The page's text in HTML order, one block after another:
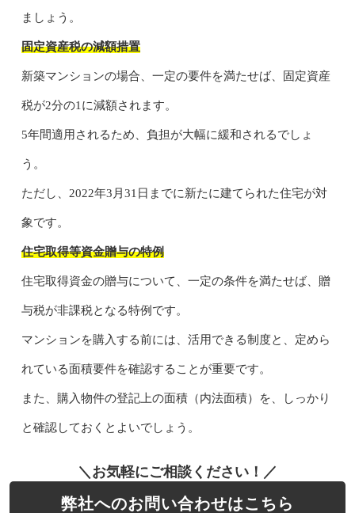
ましょう。
固定資産税の減額措置
新築マンションの場合、一定の要件を満たせば、固定資産
税が2分の1に減額されます。
5年間適用されるため、負担が大幅に緩和されるでしょ
う。
ただし、2022年3月31日までに新たに建てられた住宅が対
象です。
住宅取得等資金贈与の特例
住宅取得資金の贈与について、一定の条件を満たせば、贈
与税が非課税となる特例です。
マンションを購入する前には、活用できる制度と、定めら
れている面積要件を確認することが重要です。
また、購入物件の登記上の面積（内法面積）を、しっかり
と確認しておくとよいでしょう。
＼お気軽にご相談ください！／
弊社へのお問い合わせはこちら